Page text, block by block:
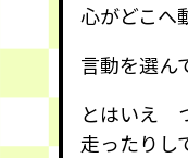
心がどこへ
言動を選ん
とはいえ
走ったりし